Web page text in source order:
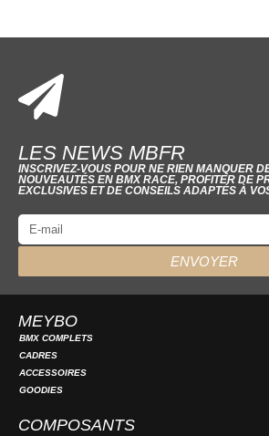
LES NEWS MBFR
INSCRIVEZ-VOUS POUR NE RIEN MANQUER
NOUVEAUTÉS EN BMX RACE, PROFITER DE
EXCLUSIVES ET DE CONSEILS ADAPTÉS À
ENVOYER
MEYBO
BMX COMPLETS
CADRES
ACCESSOIRES
GOODIES
COMPOSANTS